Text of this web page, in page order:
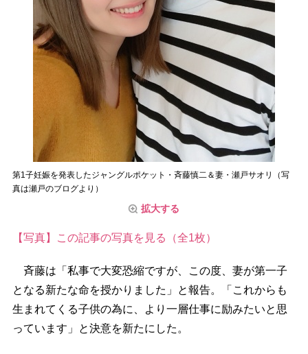
第1子妊娠を発表したジャングルポケット・斉藤慎二＆妻・瀬戸サオリ（写
真は瀬戸のブログより）
拡大する
【写真】この記事の写真を見る（全1枚）
斉藤は「私事で大変恐縮ですが、この度、妻が第一子
となる新たな命を授かりました」と報告。「これからも
生まれてくる子供の為に、より一層仕事に励みたいと思
っています」と決意を新たにした。